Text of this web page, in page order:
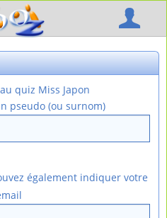
quiz Miss Japon
pseudo (ou surnom)
également indiquer votre